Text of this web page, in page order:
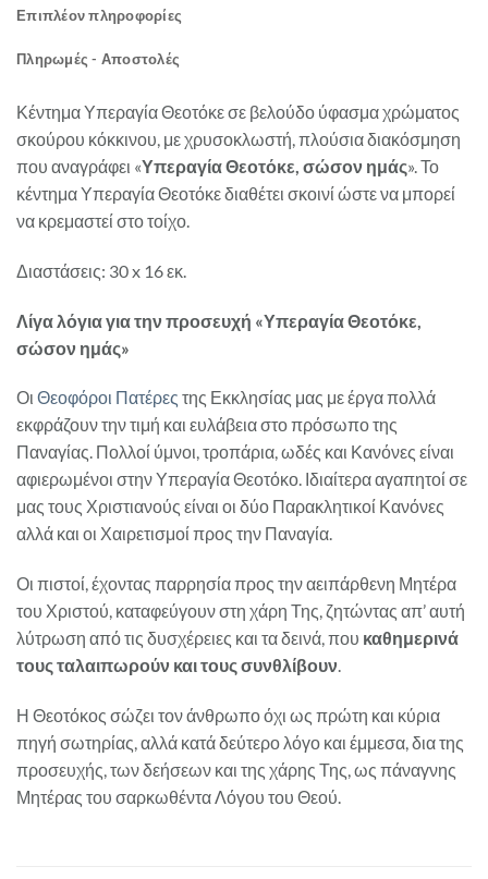
Επιπλέον πληροφορίες
Πληρωμές - Αποστολές
Κέντημα Υπεραγία Θεοτόκε σε βελούδο ύφασμα χρώματος
σκούρου κόκκινου, με χρυσοκλωστή, πλούσια διακόσμηση
που αναγράφει «Υπεραγία Θεοτόκε, σώσον ημάς». Το
κέντημα Υπεραγία Θεοτόκε διαθέτει σκοινί ώστε να μπορεί
να κρεμαστεί στο τοίχο.
Διαστάσεις: 30 x 16 εκ.
Λίγα λόγια για την προσευχή «Υπεραγία Θεοτόκε,
σώσον ημάς»
Οι Θεοφόροι Πατέρες της Εκκλησίας μας με έργα πολλά
εκφράζουν την τιμή και ευλάβεια στο πρόσωπο της
Παναγίας. Πολλοί ύμνοι, τροπάρια, ωδές και Κανόνες είναι
αφιερωμένοι στην Υπεραγία Θεοτόκο. Ιδιαίτερα αγαπητοί σε
μας τους Χριστιανούς είναι οι δύο Παρακλητικοί Κανόνες
αλλά και οι Χαιρετισμοί προς την Παναγία.
Οι πιστοί, έχοντας παρρησία προς την αειπάρθενη Μητέρα
του Χριστού, καταφεύγουν στη χάρη Της, ζητώντας απ’ αυτή
λύτρωση από τις δυσχέρειες και τα δεινά, που καθημερινά
τους ταλαιπωρούν και τους συνθλίβουν.
Η Θεοτόκος σώζει τον άνθρωπο όχι ως πρώτη και κύρια
πηγή σωτηρίας, αλλά κατά δεύτερο λόγο και έμμεσα, δια της
προσευχής, των δεήσεων και της χάρης Της, ως πάναγνης
Μητέρας του σαρκωθέντα Λόγου του Θεού.